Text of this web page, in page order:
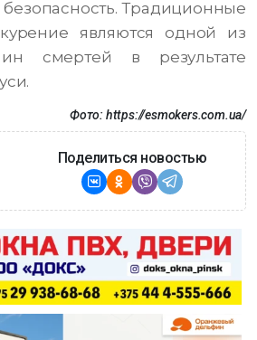
Традиционные
являются одной из
смертей в результате
Фото: https://esmokers.com.ua/
Поделиться новостью